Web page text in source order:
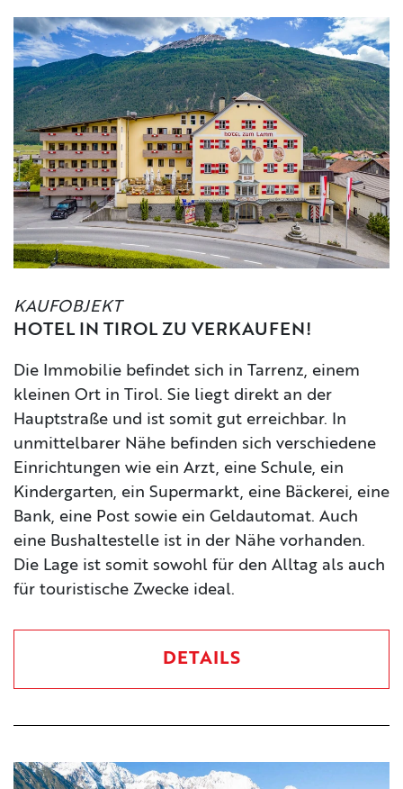
KAUFOBJEKT
HOTEL IN TIROL ZU VERKAUFEN!
Die Immobilie befindet sich in Tarrenz, einem
kleinen Ort in Tirol. Sie liegt direkt an der
Hauptstraße und ist somit gut erreichbar. In
unmittelbarer Nähe befinden sich verschiedene
Einrichtungen wie ein Arzt, eine Schule, ein
Kindergarten, ein Supermarkt, eine Bäckerei, eine
Bank, eine Post sowie ein Geldautomat. Auch
eine Bushaltestelle ist in der Nähe vorhanden.
Die Lage ist somit sowohl für den Alltag als auch
für touristische Zwecke ideal.
DETAILS